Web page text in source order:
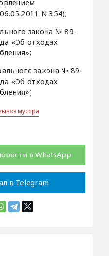
N 354);
закона № 89-
«Об отходах
закона № 89-
«Об отходах
мусора
в WhatsApp
в Telegram